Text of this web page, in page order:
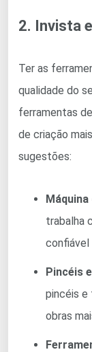
2. Invista
Ter as
qualidade do
ferramentas
de criação
sugestões:
trabalha
confiável
Pincéis
pincéis e
obras